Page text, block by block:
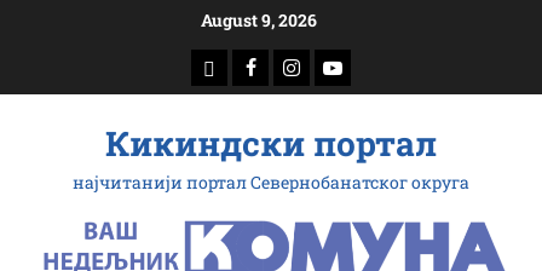
August 9, 2026
доwнлоад
Фацебоок
Инстаграм
Yоутубе
Кикиндски портал
најчитанији портал Севернобанатског округа